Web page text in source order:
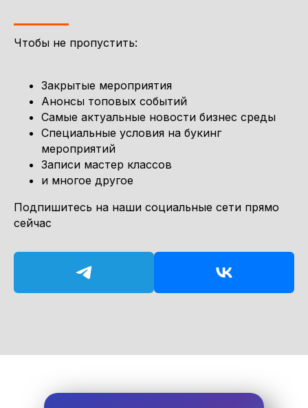
Чтобы не пропустить:
Закрытые мероприятия
Анонсы топовых событий
Самые актуальные новости бизнес среды
Специальные условия на букинг
мероприятий
Записи мастер классов
и многое другое
Подпишитесь на наши социальные сети прямо
сейчас